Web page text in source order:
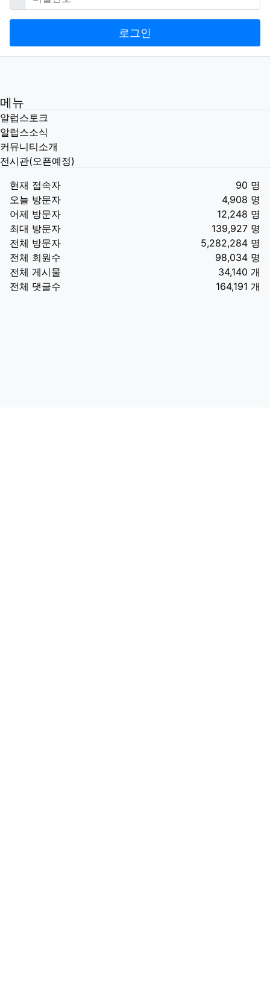
로그인
메뉴
알럽스토크
알럽스소식
커뮤니티소개
전시관(오픈예정)
현재 접속자
90 명
오늘 방문자
4,908 명
어제 방문자
12,248 명
최대 방문자
139,927 명
전체 방문자
5,282,284 명
전체 회원수
98,034 명
전체 게시물
34,140 개
전체 댓글수
164,191 개